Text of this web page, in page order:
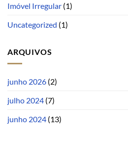
Imóvel Irregular (1)
Uncategorized (1)
ARQUIVOS
junho 2026 (2)
julho 2024 (7)
junho 2024 (13)